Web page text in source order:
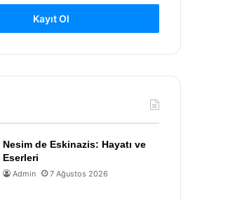
Kayıt Ol
Nesim de Eskinazis: Hayatı ve
Eserleri
Admin 7 Ağustos 2026